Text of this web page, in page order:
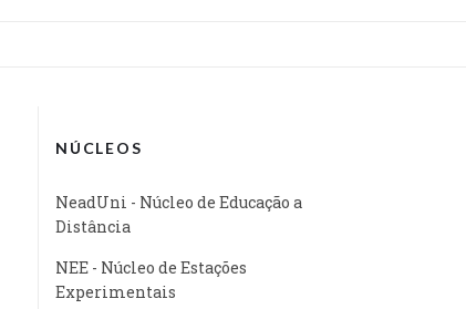
NÚCLEOS
NeadUni - Núcleo de Educação a
Distância
NEE - Núcleo de Estações
Experimentais